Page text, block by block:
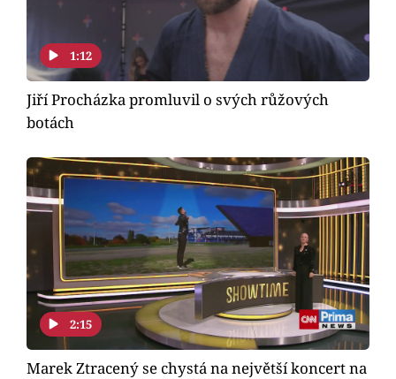
Pořady
Mámy sobě
Přihlášení
Sledujte nás
1:12
Jiří Procházka promluvil o svých růžových
botách
2:15
Marek Ztracený se chystá na největší koncert na